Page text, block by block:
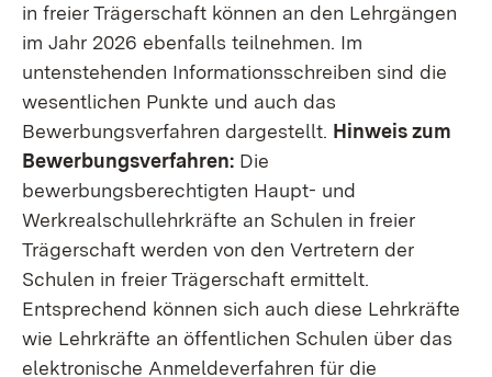
in freier Trägerschaft können an den Lehrgängen
im Jahr 2026 ebenfalls teilnehmen. Im
untenstehenden Informationsschreiben sind die
wesentlichen Punkte und auch das
Bewerbungsverfahren dargestellt. Hinweis zum
Bewerbungsverfahren: Die
bewerbungsberechtigten Haupt- und
Werkrealschullehrkräfte an Schulen in freier
Trägerschaft werden von den Vertretern der
Schulen in freier Trägerschaft ermittelt.
Entsprechend können sich auch diese Lehrkräfte
wie Lehrkräfte an öffentlichen Schulen über das
elektronische Anmeldeverfahren für die